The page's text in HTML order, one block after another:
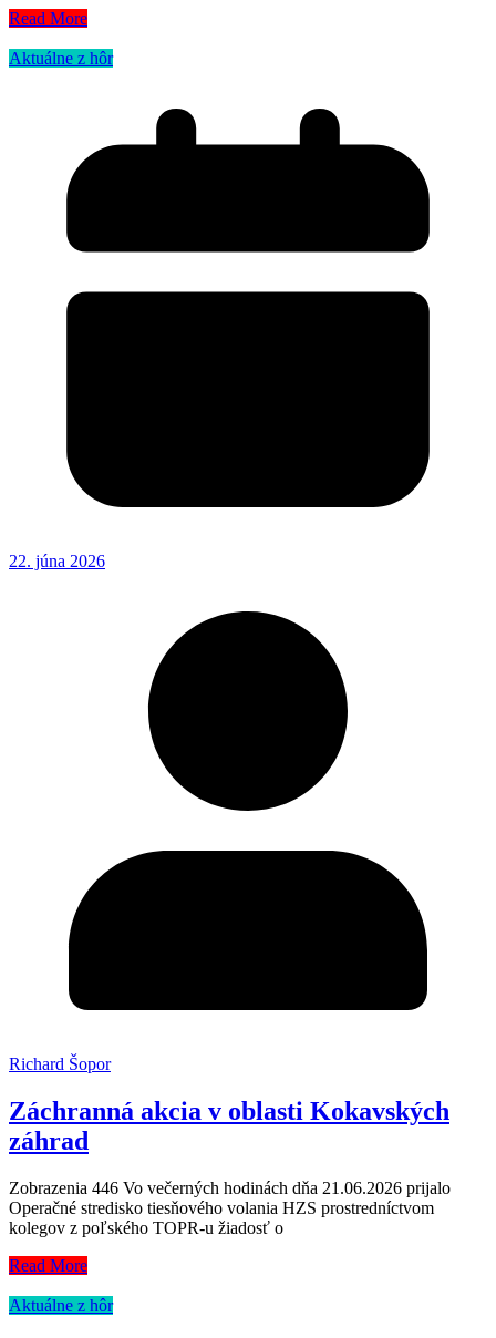
Read More
Aktuálne z hôr
22. júna 2026
Richard Šopor
Záchranná akcia v oblasti Kokavských
záhrad
Zobrazenia 446 Vo večerných hodinách dňa 21.06.2026 prijalo
Operačné stredisko tiesňového volania HZS prostredníctvom
kolegov z poľského TOPR-u žiadosť o
Read More
Aktuálne z hôr